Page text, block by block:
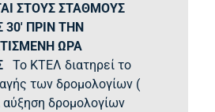
ΣΤΟΥΣ ΣΤΑΘΜΟΥΣ
ΠΡΙΝ ΤΗΝ
ΩΡΑ
Το ΚΤΕΛ διατηρεί το
των δρομολογίων (
δρομολογίων